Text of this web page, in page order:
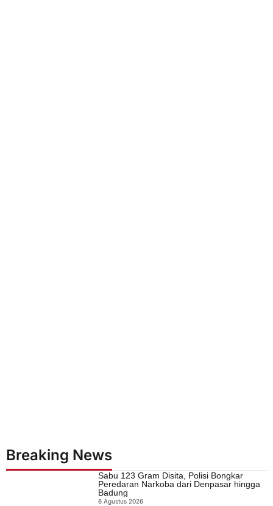
Breaking News
Sabu 123 Gram Disita, Polisi Bongkar
Peredaran Narkoba dari Denpasar hingga
Badung
6 Agustus 2026